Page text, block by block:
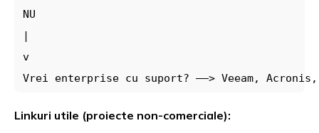
NU
|
v
Vrei enterprise cu suport? ––> Veeam,
Linkuri utile (proiecte non-comerciale):